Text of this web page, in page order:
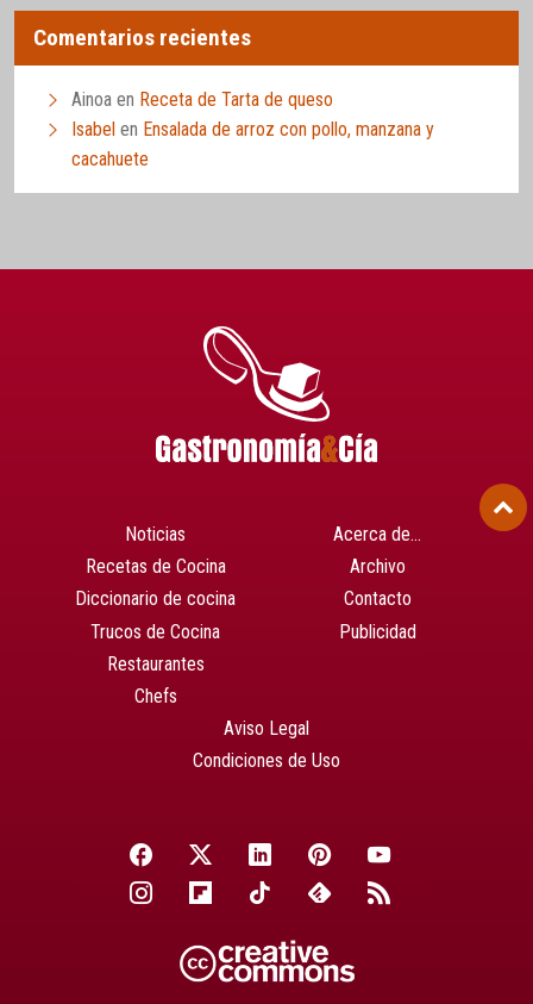
Comentarios recientes
Ainoa en Receta de Tarta de queso
Isabel en Ensalada de arroz con pollo, manzana y
cacahuete
Noticias
Recetas de Cocina
Diccionario de cocina
Trucos de Cocina
Restaurantes
Chefs
Acerca de…
Archivo
Contacto
Publicidad
Aviso Legal
Condiciones de Uso